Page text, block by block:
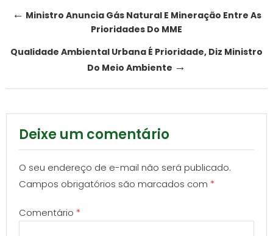
Post
navigation
← Ministro Anuncia Gás Natural E Mineração Entre As
Prioridades Do MME
Qualidade Ambiental Urbana É Prioridade, Diz Ministro
Do Meio Ambiente →
Deixe um comentário
O seu endereço de e-mail não será publicado.
Campos obrigatórios são marcados com *
Comentário *